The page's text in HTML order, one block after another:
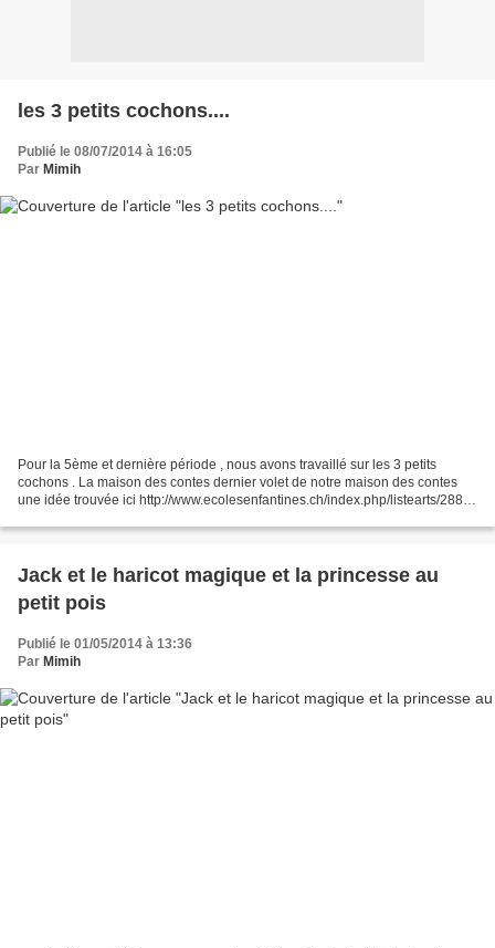
les 3 petits cochons....
Publié le 08/07/2014 à 16:05
Par Mimih
Pour la 5ème et dernière période , nous avons travaillé sur les 3 petits
cochons . La maison des contes dernier volet de notre maison des contes
une idée trouvée ici http://www.ecolesenfantines.ch/index.php/listearts/288-
Jack et le haricot magique et la princesse au
petit pois
Publié le 01/05/2014 à 13:36
Par Mimih